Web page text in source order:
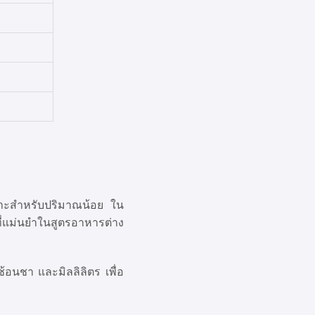
ะสำหรับปริมาณน้อย ใน
นยำในสูตรอาหารต่าง
อนชา และมิลลิลิตร เพื่อ